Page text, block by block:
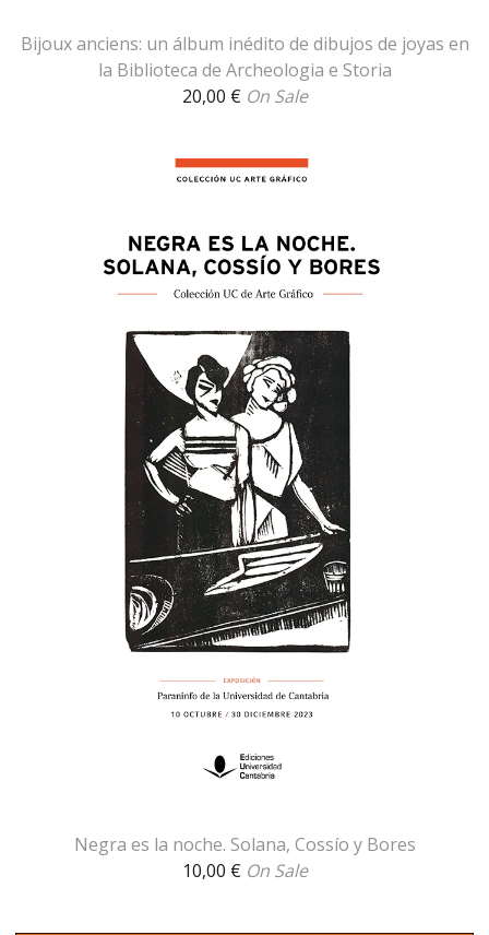
Bijoux anciens: un álbum inédito de dibujos de joyas en
la Biblioteca de Archeologia e Storia
20,00 € On Sale
Negra es la noche. Solana, Cossío y Bores
10,00 € On Sale